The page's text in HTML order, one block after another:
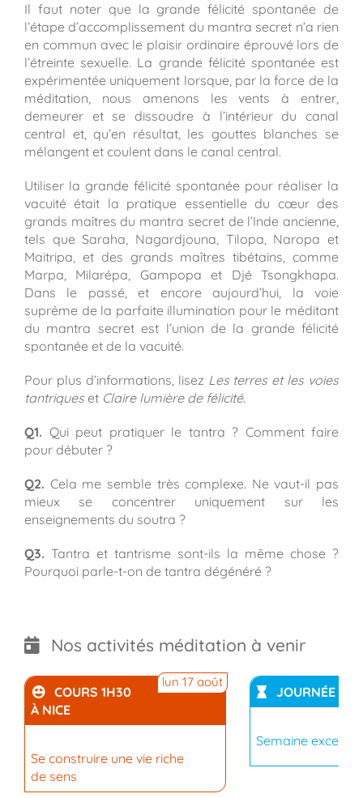
Il faut noter que la grande félicité spontanée de
l’étape d’accomplissement du mantra secret n’a rien
en commun avec le plaisir ordinaire éprouvé lors de
l’étreinte sexuelle. La grande félicité spontanée est
expérimentée uniquement lorsque, par la force de la
méditation, nous amenons les vents à entrer,
demeurer et se dissoudre à l’intérieur du canal
central et, qu’en résultat, les gouttes blanches se
mélangent et coulent dans le canal central.
Utiliser la grande félicité spontanée pour réaliser la
vacuité était la pratique essentielle du cœur des
grands maîtres du mantra secret de l’Inde ancienne,
tels que Saraha, Nagardjouna, Tilopa, Naropa et
Maitripa, et des grands maîtres tibétains, comme
Marpa, Milarépa, Gampopa et Djé Tsongkhapa.
Dans le passé, et encore aujourd’hui, la voie
suprême de la parfaite illumination pour le méditant
du mantra secret est l’union de la grande félicité
spontanée et de la vacuité.
Pour plus d’informations, lisez Les terres et les voies
tantriques et Claire lumière de félicité.
Q1. Qui peut pratiquer le tantra ? Comment faire
pour débuter ?
Q2. Cela me semble très complexe. Ne vaut-il pas
mieux se concentrer uniquement sur les
enseignements du soutra ?
Q3. Tantra et tantrisme sont-ils la même chose ?
Pourquoi parle-t-on de tantra dégénéré ?
Nos activités méditation à venir
COURS 1H30
À NICE
lun 17 août
Se construire une vie riche
de sens
JOURNÉE
Semaine